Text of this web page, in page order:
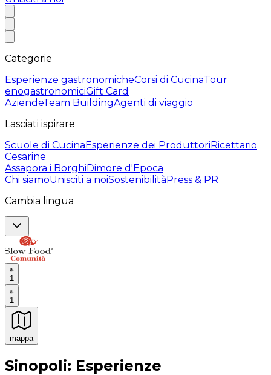
Categorie
Esperienze gastronomicheCorsi di CucinaTour
enogastronomiciGift Card
AziendeTeam BuildingAgenti di viaggio
Lasciati ispirare
Scuole di CucinaEsperienze dei ProduttoriRicettario
Cesarine
Assapora i BorghiDimore d'Epoca
Chi siamoUnisciti a noiSostenibilitàPress & PR
Cambia lingua
1
1
mappa
Esperienze culinarie indimenticabili: Esperienze
Sinopoli: Esperienze